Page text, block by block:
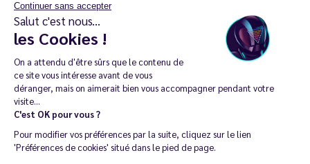
Continuer sans accepter
Salut c'est nous...
les Cookies !
On a attendu d'être sûrs que le contenu de
ce site vous intéresse avant de vous
déranger, mais on aimerait bien vous accompagner pendant votre
visite...
C'est OK pour vous ?
Pour modifier vos préférences par la suite, cliquez sur le lien
'Préférences de cookies' situé dans le pied de page.
J’accepte de recevoir des communications e-mail et SMS de la part de
LD Groupe
Restez en contact
La vente de cigarette électronique est interdite chez les moins de
18 ans. 🔞